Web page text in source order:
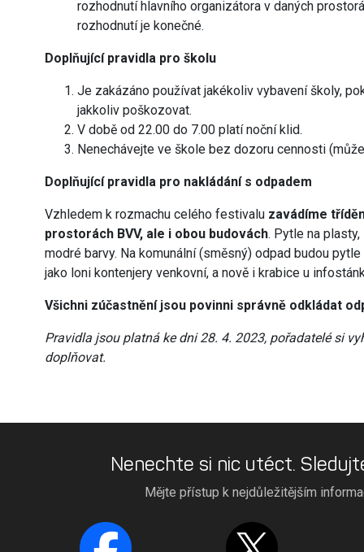
rozhodnutí hlavního organizátora v daných
rozhodnutí je konečné.
Doplňující pravidla pro školu
Je zakázáno používat jakékoliv vybavení školy,
jakkoliv poškozovat.
V době od 22.00 do 7.00 platí noční klid.
Nenechávejte ve škole bez dozoru cennosti
Doplňující pravidla pro nakládání s odpadem
Vzhledem k rozmachu celého festivalu zavádíme
prostorách BVV, ale i obou budovách. Pytle na
modré barvy. Na komunální (směsný) odpad budou
jako loni kontenjery venkovní, a nově i krabice u
Všichni zúčastnění jsou povinni správně odkládat
Pravidla jsou platná ke dni 28. 4. 2023, pořadatelé si
doplňovat.
Nenechte si nic utéct.
Mějte přístup k nejdůležitějším